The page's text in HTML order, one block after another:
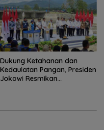
Dukung Ketahanan dan
Kedaulatan Pangan, Presiden
Jokowi Resmikan